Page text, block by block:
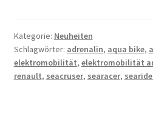
Kategorie: Neuheiten
Schlagwörter: adrenalin, aqua bike,
elektromobilität, elektromobilität
renault, seacruser, searacer,